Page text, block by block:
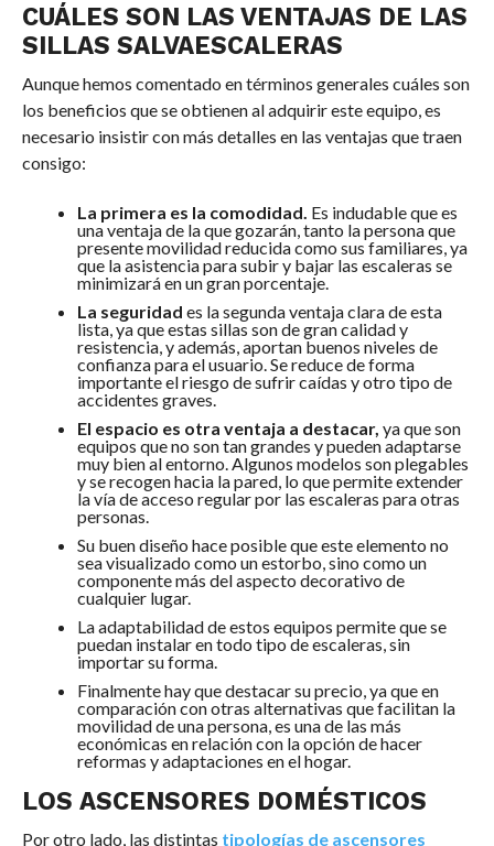
CUÁLES SON LAS VENTAJAS DE LAS
SILLAS SALVAESCALERAS
Aunque hemos comentado en términos generales cuáles son
los beneficios que se obtienen al adquirir este equipo, es
necesario insistir con más detalles en las ventajas que traen
consigo:
La primera es la comodidad. Es indudable que es
una ventaja de la que gozarán, tanto la persona que
presente movilidad reducida como sus familiares, ya
que la asistencia para subir y bajar las escaleras se
minimizará en un gran porcentaje.
La seguridad es la segunda ventaja clara de esta
lista, ya que estas sillas son de gran calidad y
resistencia, y además, aportan buenos niveles de
confianza para el usuario. Se reduce de forma
importante el riesgo de sufrir caídas y otro tipo de
accidentes graves.
El espacio es otra ventaja a destacar, ya que son
equipos que no son tan grandes y pueden adaptarse
muy bien al entorno. Algunos modelos son plegables
y se recogen hacia la pared, lo que permite extender
la vía de acceso regular por las escaleras para otras
personas.
Su buen diseño hace posible que este elemento no
sea visualizado como un estorbo, sino como un
componente más del aspecto decorativo de
cualquier lugar.
La adaptabilidad de estos equipos permite que se
puedan instalar en todo tipo de escaleras, sin
importar su forma.
Finalmente hay que destacar su precio, ya que en
comparación con otras alternativas que facilitan la
movilidad de una persona, es una de las más
económicas en relación con la opción de hacer
reformas y adaptaciones en el hogar.
LOS ASCENSORES DOMÉSTICOS
Por otro lado, las distintas tipologías de ascensores